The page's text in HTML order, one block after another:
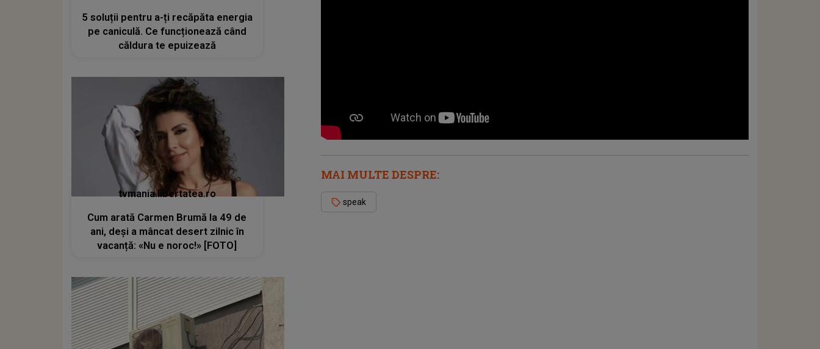
MAI MULTE DESPRE:
speak
5 soluții pentru a-ți recăpăta energia
pe caniculă. Ce funcționează când
căldura te epuizează
tvmania.libertatea.ro
Cum arată Carmen Brumă la 49 de
ani, deși a mâncat desert zilnic în
vacanță: «Nu e noroc!» [FOTO]